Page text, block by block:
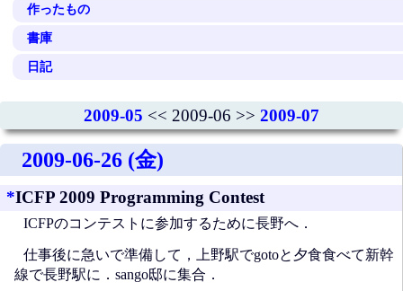
作ったもの
書庫
日記
2009-05 << 2009-06 >> 2009-07
2009-06-26 (金)
*ICFP 2009 Programming Contest
ICFPのコンテストに参加するために長野へ．
仕事後に急いで準備して，上野駅でgotoと夕食食べて新幹
線で長野駅に．sango邸に集合．